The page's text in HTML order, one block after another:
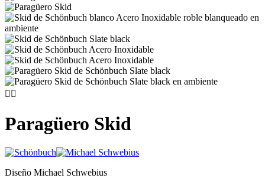
 
Paragüero Skid
Diseño Michael Schwebius